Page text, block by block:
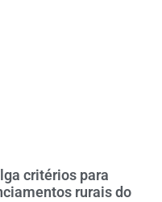
critérios para
rurais do